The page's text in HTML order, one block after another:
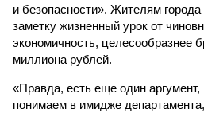
и безопасности». Жителям
заметку жизненный урок от
экономичность, целесообразнее
миллиона рублей.
«Правда, есть еще один
понимаем в имидже